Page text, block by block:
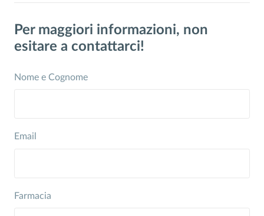
Per maggiori informazioni, non
esitare a contattarci!
Nome e Cognome
Email
Farmacia